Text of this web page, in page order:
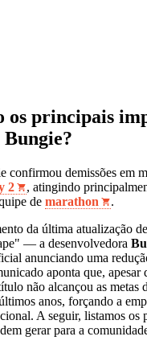
os principais
demissões em
2 , atingindo
de marathon
.
da última atualização de
— a desenvolvedora
anunciando uma
aponta que, apesar
não alcançou as metas
anos, forçando a
A seguir, listamos os
gerar para a